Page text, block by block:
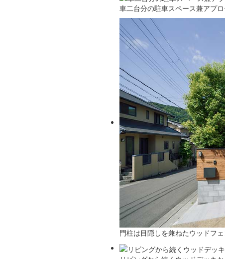
車二台分の駐車スペース兼アプ
門柱は目隠しを兼ねたウッドフ